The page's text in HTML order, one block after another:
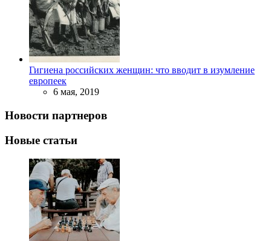
Гигиена российских женщин: что вводит в изумление
европеек
6 мая, 2019
Новости партнеров
Новые статьи